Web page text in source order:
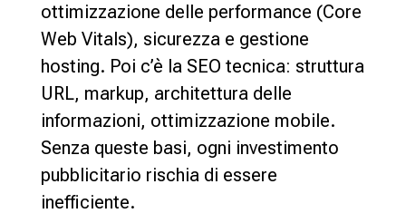
ottimizzazione delle performance (Core
Web Vitals), sicurezza e gestione
hosting. Poi c’è la SEO tecnica: struttura
URL, markup, architettura delle
informazioni, ottimizzazione mobile.
Senza queste basi, ogni investimento
pubblicitario rischia di essere
inefficiente.